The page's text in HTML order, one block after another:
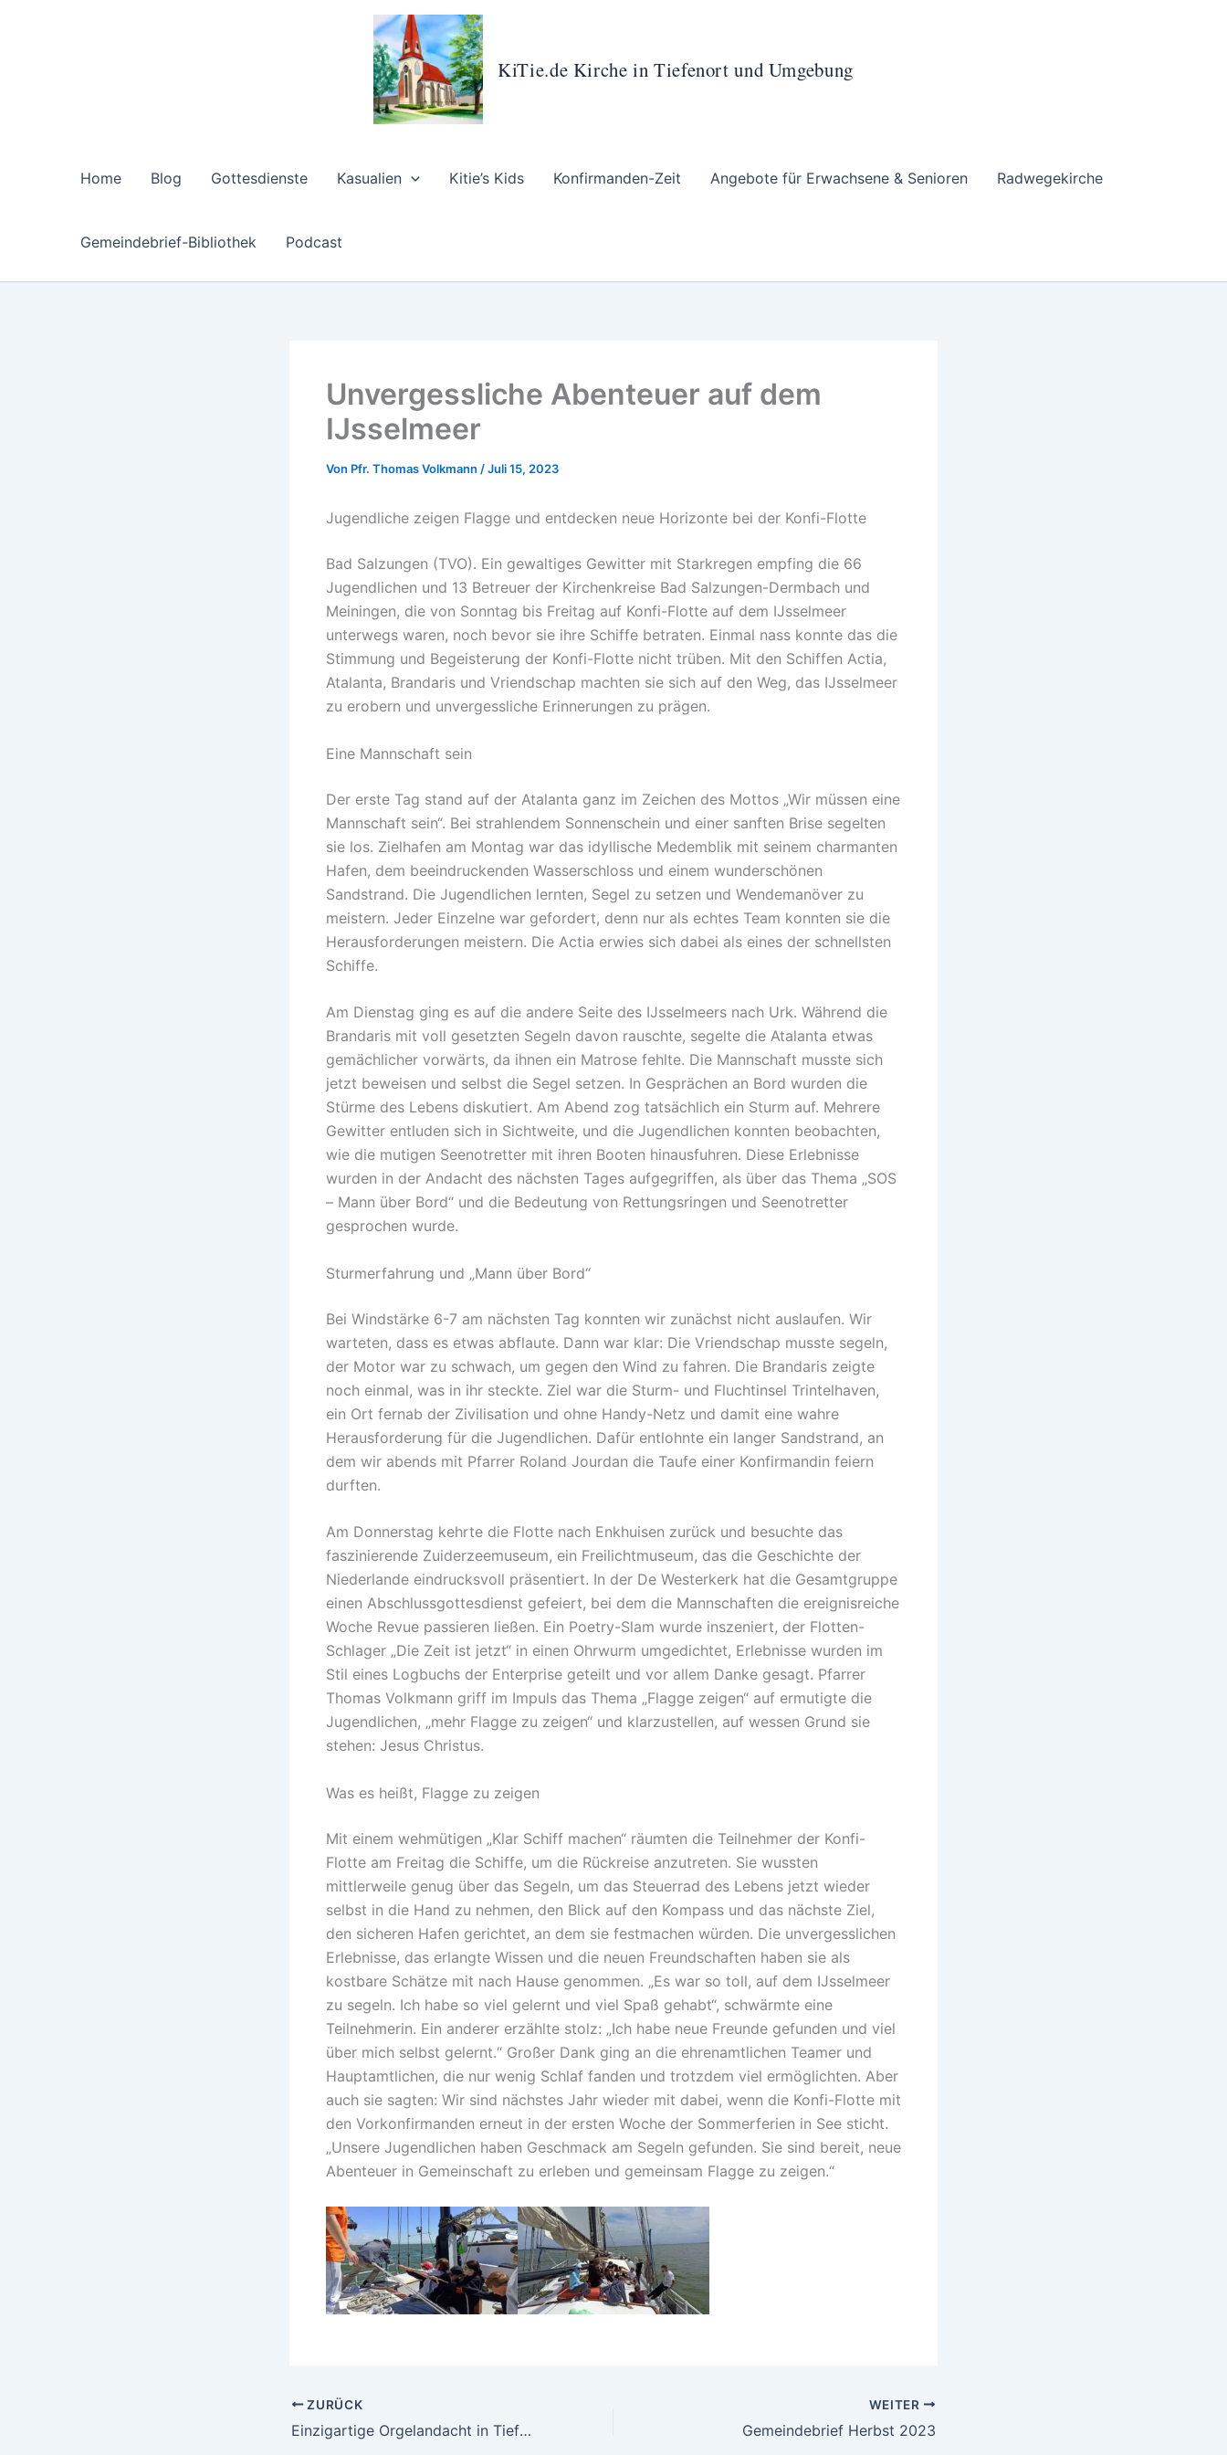
KiTie.de Kirche in Tiefenort und Umgebung
Home Blog Gottesdienste Kasualien Kitie’s Kids Konfirmanden-Zeit Angebote für Erwachsene & Senioren Radwegekirche
Gemeindebrief-Bibliothek Podcast
Unvergessliche Abenteuer auf dem
IJsselmeer
Von Pfr. Thomas Volkmann /Juli 15, 2023
Jugendliche zeigen Flagge und entdecken neue Horizonte bei der Konfi-Flotte
Bad Salzungen (TVO). Ein gewaltiges Gewitter mit Starkregen empfing die 66
Jugendlichen und 13 Betreuer der Kirchenkreise Bad Salzungen-Dermbach und
Meiningen, die von Sonntag bis Freitag auf Konfi-Flotte auf dem IJsselmeer
unterwegs waren, noch bevor sie ihre Schiffe betraten. Einmal nass konnte das die
Stimmung und Begeisterung der Konfi-Flotte nicht trüben. Mit den Schiffen Actia,
Atalanta, Brandaris und Vriendschap machten sie sich auf den Weg, das IJsselmeer
zu erobern und unvergessliche Erinnerungen zu prägen.
Eine Mannschaft sein
Der erste Tag stand auf der Atalanta ganz im Zeichen des Mottos „Wir müssen eine
Mannschaft sein“. Bei strahlendem Sonnenschein und einer sanften Brise segelten
sie los. Zielhafen am Montag war das idyllische Medemblik mit seinem charmanten
Hafen, dem beeindruckenden Wasserschloss und einem wunderschönen
Sandstrand. Die Jugendlichen lernten, Segel zu setzen und Wendemanöver zu
meistern. Jeder Einzelne war gefordert, denn nur als echtes Team konnten sie die
Herausforderungen meistern. Die Actia erwies sich dabei als eines der schnellsten
Schiffe.
Am Dienstag ging es auf die andere Seite des IJsselmeers nach Urk. Während die
Brandaris mit voll gesetzten Segeln davon rauschte, segelte die Atalanta etwas
gemächlicher vorwärts, da ihnen ein Matrose fehlte. Die Mannschaft musste sich
jetzt beweisen und selbst die Segel setzen. In Gesprächen an Bord wurden die
Stürme des Lebens diskutiert. Am Abend zog tatsächlich ein Sturm auf. Mehrere
Gewitter entluden sich in Sichtweite, und die Jugendlichen konnten beobachten,
wie die mutigen Seenotretter mit ihren Booten hinausfuhren. Diese Erlebnisse
wurden in der Andacht des nächsten Tages aufgegriffen, als über das Thema „SOS
– Mann über Bord“ und die Bedeutung von Rettungsringen und Seenotretter
gesprochen wurde.
Sturmerfahrung und „Mann über Bord“
Bei Windstärke 6-7 am nächsten Tag konnten wir zunächst nicht auslaufen. Wir
warteten, dass es etwas abflaute. Dann war klar: Die Vriendschap musste segeln,
der Motor war zu schwach, um gegen den Wind zu fahren. Die Brandaris zeigte
noch einmal, was in ihr steckte. Ziel war die Sturm- und Fluchtinsel Trintelhaven,
ein Ort fernab der Zivilisation und ohne Handy-Netz und damit eine wahre
Herausforderung für die Jugendlichen. Dafür entlohnte ein langer Sandstrand, an
dem wir abends mit Pfarrer Roland Jourdan die Taufe einer Konfirmandin feiern
durften.
Am Donnerstag kehrte die Flotte nach Enkhuisen zurück und besuchte das
faszinierende Zuiderzeemuseum, ein Freilichtmuseum, das die Geschichte der
Niederlande eindrucksvoll präsentiert. In der De Westerkerk hat die Gesamtgruppe
einen Abschlussgottesdienst gefeiert, bei dem die Mannschaften die ereignisreiche
Woche Revue passieren ließen. Ein Poetry-Slam wurde inszeniert, der Flotten-
Schlager „Die Zeit ist jetzt“ in einen Ohrwurm umgedichtet, Erlebnisse wurden im
Stil eines Logbuchs der Enterprise geteilt und vor allem Danke gesagt. Pfarrer
Thomas Volkmann griff im Impuls das Thema „Flagge zeigen“ auf ermutigte die
Jugendlichen, „mehr Flagge zu zeigen“ und klarzustellen, auf wessen Grund sie
stehen: Jesus Christus.
Was es heißt, Flagge zu zeigen
Mit einem wehmütigen „Klar Schiff machen“ räumten die Teilnehmer der Konfi-
Flotte am Freitag die Schiffe, um die Rückreise anzutreten. Sie wussten
mittlerweile genug über das Segeln, um das Steuerrad des Lebens jetzt wieder
selbst in die Hand zu nehmen, den Blick auf den Kompass und das nächste Ziel,
den sicheren Hafen gerichtet, an dem sie festmachen würden. Die unvergesslichen
Erlebnisse, das erlangte Wissen und die neuen Freundschaften haben sie als
kostbare Schätze mit nach Hause genommen. „Es war so toll, auf dem IJsselmeer
zu segeln. Ich habe so viel gelernt und viel Spaß gehabt“, schwärmte eine
Teilnehmerin. Ein anderer erzählte stolz: „Ich habe neue Freunde gefunden und viel
über mich selbst gelernt.“ Großer Dank ging an die ehrenamtlichen Teamer und
Hauptamtlichen, die nur wenig Schlaf fanden und trotzdem viel ermöglichten. Aber
auch sie sagten: Wir sind nächstes Jahr wieder mit dabei, wenn die Konfi-Flotte mit
den Vorkonfirmanden erneut in der ersten Woche der Sommerferien in See sticht.
„Unsere Jugendlichen haben Geschmack am Segeln gefunden. Sie sind bereit, neue
Abenteuer in Gemeinschaft zu erleben und gemeinsam Flagge zu zeigen.“
ZURÜCK
Einzigartige Orgelandacht in Tiefenort: Matthias Theuerkauf entführt in den Dschungel der Klänge
WEITER
Gemeindebrief Herbst 2023